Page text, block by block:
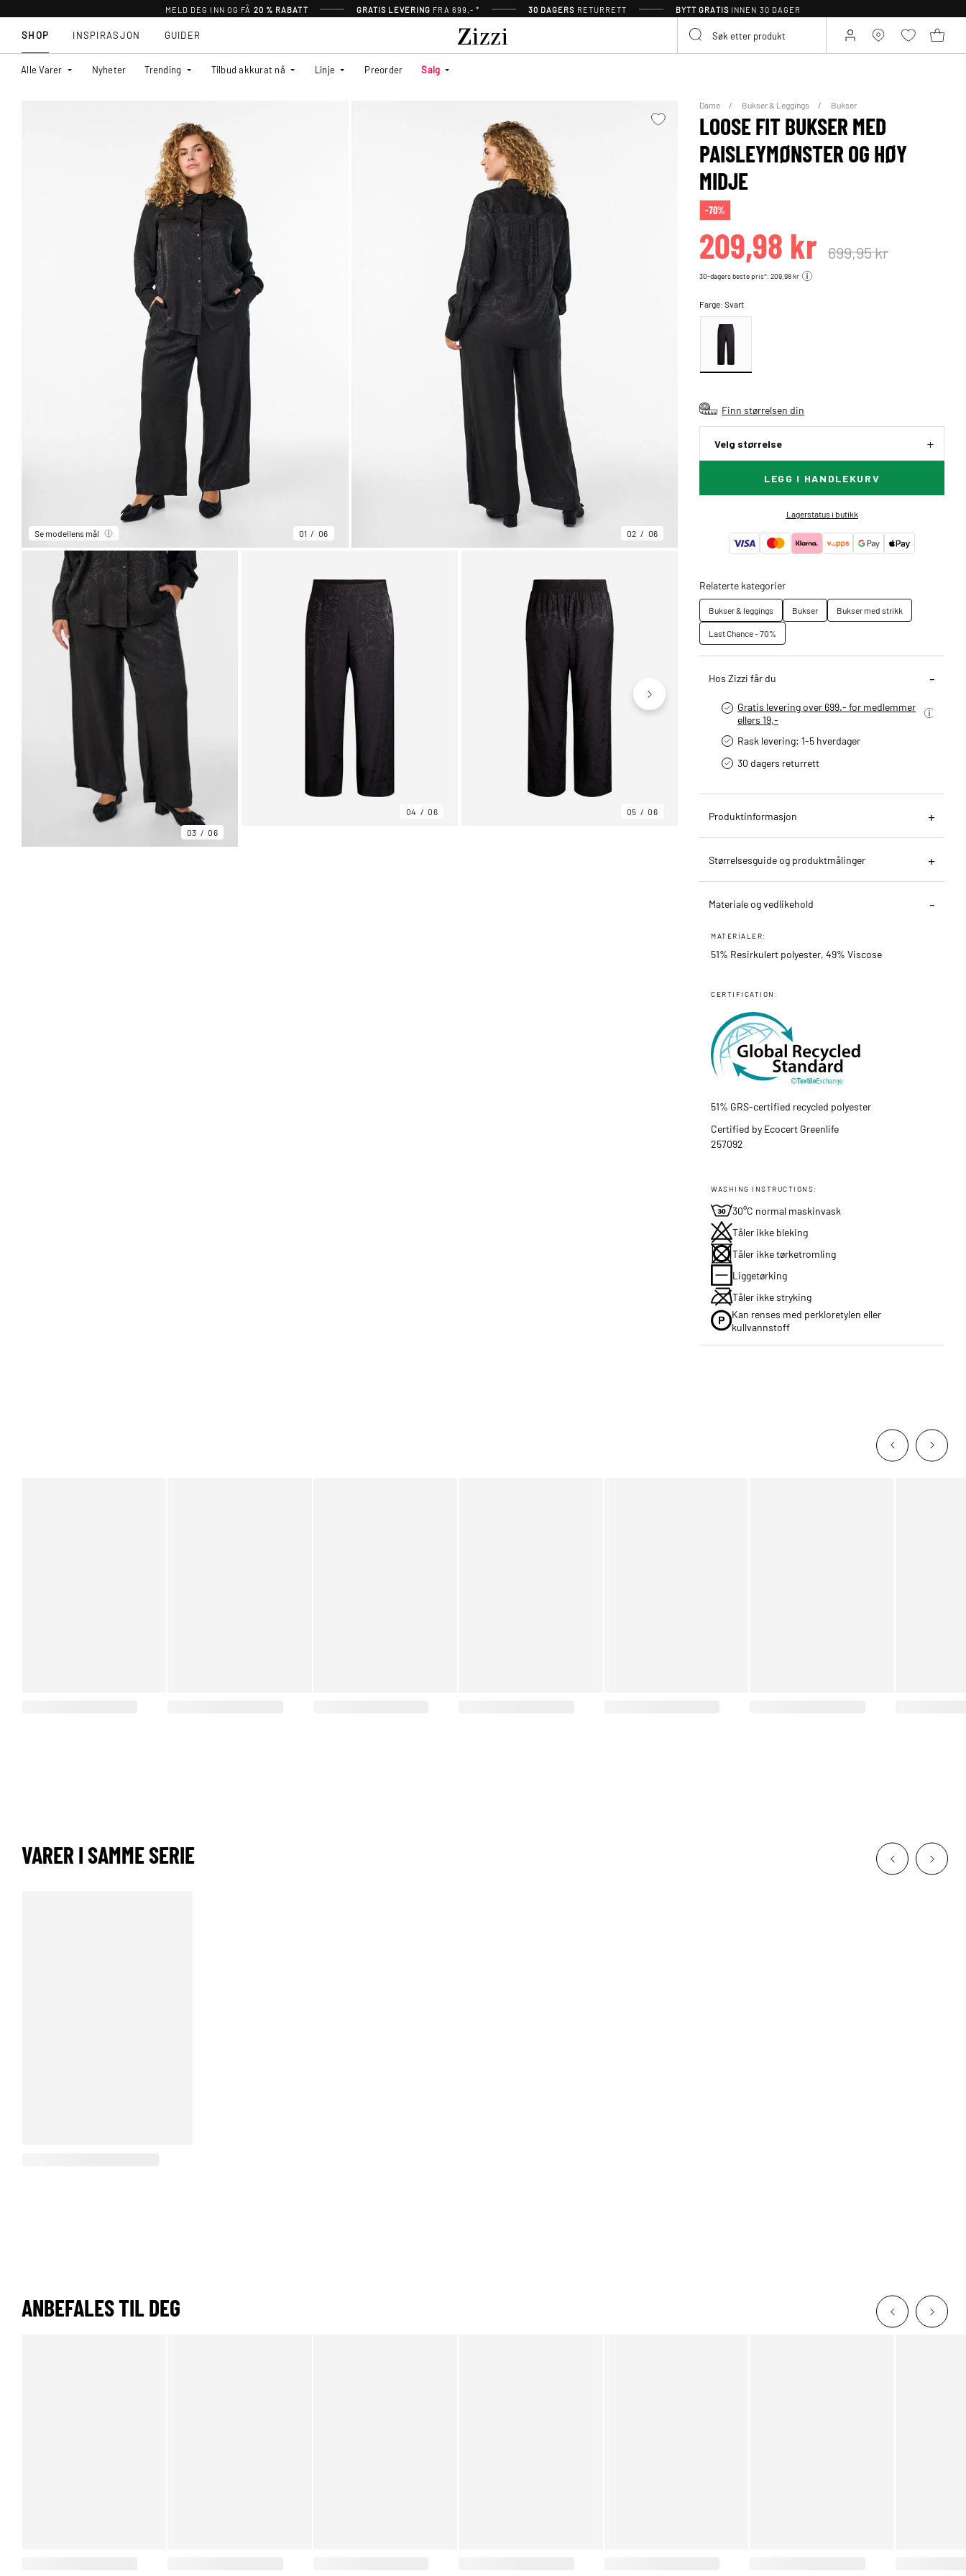
MELD DEG INN OG FÅ 20 % RABATT GRATIS LEVERING FRA 699,- * 30 DAGERS RETURRETT BYTT GRATISINNEN 30 DAGER
SHOP
Alle Varer Nyheter Trending Tilbud akkurat nå Linje Preorder Salg
INSPIRASJON GUIDER
Se modellens mål 01 06 02 06
03 06
04 06 05 06
Dame Bukser & Leggings Bukser
LOOSE FIT BUKSER MED
PAISLEYMØNSTER OG HØY
MIDJE
-70%
209,98 kr 699,95 kr
30-dagers beste pris*: 209,98 kr
Farge:Svart
Finn størrelsen din
Velg størrelse
LEGG I HANDLEKURV
Lagerstatus i butikk
Relaterte kategorier
Bukser & leggings Bukser
Bukser med strikk
Last Chance - 70%
Hos Zizzi får du
Gratis levering over 699.- for medlemmer
ellers 19,-
Rask levering: 1-5 hverdager
30 dagers returrett
Produktinformasjon
Størrelsesguide og produktmålinger
Materiale og vedlikehold
MATERIALER:
51% Resirkulert polyester, 49% Viscose
CERTIFICATION:
51% GRS-certified recycled polyester
Certified by Ecocert Greenlife
257092
WASHING INSTRUCTIONS:
30°C normal maskinvask
Tåler ikke bleking
Tåler ikke tørketromling
Liggetørking
Tåler ikke stryking
Kan renses med perkloretylen eller
kullvannstoff
VARER I SAMME SERIE
ANBEFALES TIL DEG